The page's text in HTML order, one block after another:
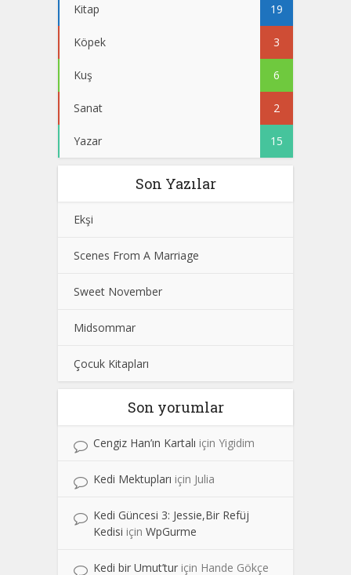
Kitap 19
Köpek 3
Kuş 6
Sanat 2
Yazar 15
Son Yazılar
Ekşi
Scenes From A Marriage
Sweet November
Midsommar
Çocuk Kitapları
Son yorumlar
Cengiz Han’ın Kartalı için Yigidim
Kedi Mektupları için Julia
Kedi Güncesi 3: Jessie,Bir Refüj
Kedisi için WpGurme
Kedi bir Umut’tur için Hande Gökçe